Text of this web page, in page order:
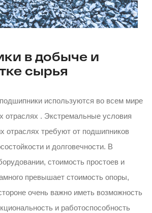
в добыче и
сырья
используются во всем мире
отраслях . Экстремальные условия
отраслях требуют от подшипников
и долговечности. В
стоимость простоев и
превышает стоимость опоры,
очень важно иметь возможность
и работоспособность